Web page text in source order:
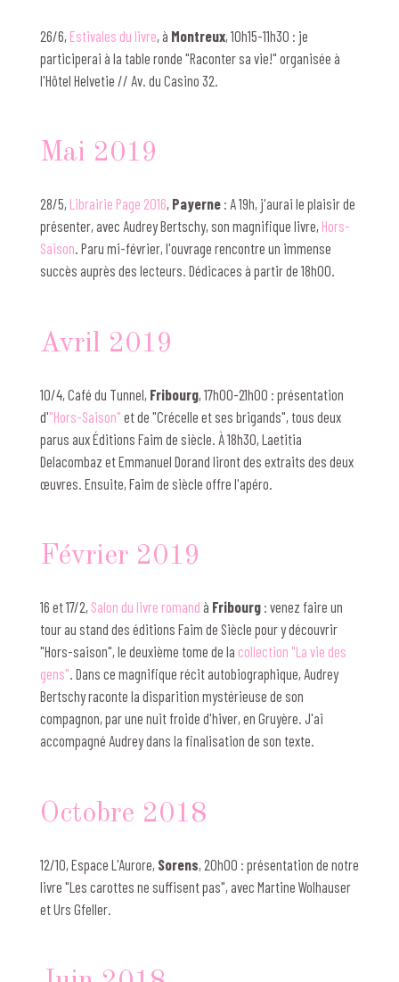
26/6, Estivales du livre, à Montreux, 10h15-11h30 : je
participerai à la table ronde "Raconter sa vie!" organisée à
l'Hôtel Helvetie // Av. du Casino 32.
Mai 2019
28/5, Librairie Page 2016, Payerne : A 19h, j'aurai le plaisir de
présenter, avec Audrey Bertschy, son magnifique livre, Hors-
Saison. Paru mi-février, l'ouvrage rencontre un immense
succès auprès des lecteurs. Dédicaces à partir de 18h00.
Avril 2019
10/4, Café du Tunnel, Fribourg, 17h00-21h00 : présentation
d'"Hors-Saison" et de "Crécelle et ses brigands", tous deux
parus aux Éditions Faim de siècle. À 18h30, Laetitia
Delacombaz et Emmanuel Dorand liront des extraits des deux
œuvres. Ensuite, Faim de siècle offre l'apéro.
Février 2019
16 et 17/2, Salon du livre romand à Fribourg: venez faire un
tour au stand des éditions Faim de Siècle pour y découvrir
"Hors-saison", le deuxième tome de la collection "La vie des
gens". Dans ce magnifique récit autobiographique, Audrey
Bertschy raconte la disparition mystérieuse de son
compagnon, par une nuit froide d'hiver, en Gruyère. J'ai
accompagné Audrey dans la finalisation de son texte.
Octobre 2018
12/10, Espace L'Aurore, Sorens, 20h00 : présentation de notre
livre "Les carottes ne suffisent pas", avec Martine Wolhauser
et Urs Gfeller.